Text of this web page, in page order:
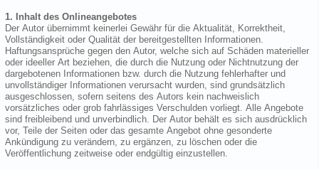
1. Inhalt des Onlineangebotes
Der Autor übernimmt keinerlei Gewähr für die Aktualität, Korrektheit,
Vollständigkeit oder Qualität der bereitgestellten Informationen.
Haftungsansprüche gegen den Autor, welche sich auf Schäden materieller
oder ideeller Art beziehen, die durch die Nutzung oder Nichtnutzung der
dargebotenen Informationen bzw. durch die Nutzung fehlerhafter und
unvollständiger Informationen verursacht wurden, sind grundsätzlich
ausgeschlossen, sofern seitens des Autors kein nachweislich
vorsätzliches oder grob fahrlässiges Verschulden vorliegt. Alle Angebote
sind freibleibend und unverbindlich. Der Autor behält es sich ausdrücklich
vor, Teile der Seiten oder das gesamte Angebot ohne gesonderte
Ankündigung zu verändern, zu ergänzen, zu löschen oder die
Veröffentlichung zeitweise oder endgültig einzustellen.